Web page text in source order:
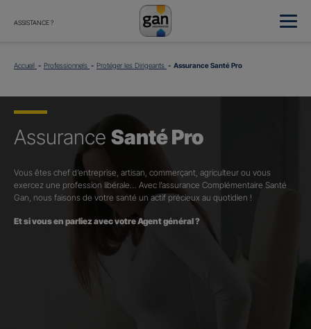
ASSISTANCE ?
Accueil Professionnels Protéger les Dirigeants Assurance Santé Pro
Assurance Santé Pro
Vous êtes chef d’entreprise, artisan, commerçant, agriculteur ou vous
exercez une profession libérale… Avec l’assurance Complémentaire Santé
Gan, nous faisons de votre santé un actif précieux au quotidien !
Et si vous en parliez avec votre Agent général ?